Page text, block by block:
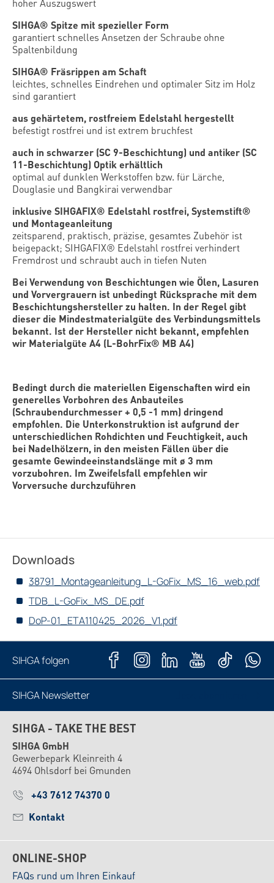
hoher Auszugswert
SIHGA® Spitze mit spezieller Form
garantiert schnelles Ansetzen der Schraube ohne
Spaltenbildung
SIHGA® Fräsrippen am Schaft
leichtes, schnelles Eindrehen und optimaler Sitz im Holz
sind garantiert
aus gehärtetem, rostfreiem Edelstahl hergestellt
befestigt rostfrei und ist extrem bruchfest
auch in schwarzer (SC 9-Beschichtung) und antiker (SC
11-Beschichtung) Optik erhältlich
optimal auf dunklen Werkstoffen bzw. für Lärche,
Douglasie und Bangkirai verwendbar
inklusive SIHGAFIX® Edelstahl rostfrei, Systemstift®
und Montageanleitung
zeitsparend, praktisch, präzise, gesamtes Zubehör ist
beigepackt; SIHGAFIX® Edelstahl rostfrei verhindert
Fremdrost und schraubt auch in tiefen Nuten
Bei Verwendung von Beschichtungen wie Ölen, Lasuren
und Vorvergrauern ist unbedingt Rücksprache mit dem
Beschichtungshersteller zu halten. In der Regel gibt
dieser die Mindestmaterialgüte des Verbindungsmittels
bekannt. Ist der Hersteller nicht bekannt, empfehlen
wir Materialgüte A4 (L-BohrFix® MB A4)
Bedingt durch die materiellen Eigenschaften wird ein
generelles Vorbohren des Anbauteiles
(Schraubendurchmesser + 0,5 -1 mm) dringend
empfohlen. Die Unterkonstruktion ist aufgrund der
unterschiedlichen Rohdichten und Feuchtigkeit, auch
bei Nadelhölzern, in den meisten Fällen über die
gesamte Gewindeeinstandslänge mit ø 3 mm
vorzubohren. Im Zweifelsfall empfehlen wir
Vorversuche durchzuführen
Downloads
38791_Montageanleitung_L-GoFix_MS_16_web.pdf
TDB_L-GoFix_MS_DE.pdf
DoP-01_ETA110425_2026_V1.pdf
SIHGA folgen
SIHGA Newsletter
SIHGA - TAKE THE BEST
SIHGA GmbH
Gewerbepark Kleinreith 4
4694 Ohlsdorf bei Gmunden
+43 7612 74370 0
Kontakt
ONLINE-SHOP
FAQs rund um Ihren Einkauf